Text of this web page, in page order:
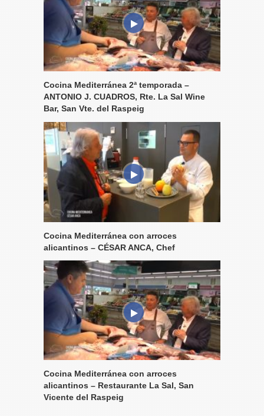
Cocina Mediterránea 2ª temporada –
ANTONIO J. CUADROS, Rte. La Sal Wine
Bar, San Vte. del Raspeig
Cocina Mediterránea con arroces
alicantinos – CÉSAR ANCA, Chef
Cocina Mediterránea con arroces
alicantinos – Restaurante La Sal, San
Vicente del Raspeig